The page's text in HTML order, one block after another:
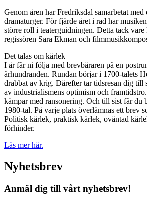
Genom åren har Fredriksdal samarbetat
dramaturger. För fjärde året i rad har
större roll i teaterguidningen. Detta tack vare
regissören Sara Ekman och
Det talas om kärlek
I år får ni följa med brevbäraren på en
århundranden. Rundan börjar i 1700-talets
drabbat av krig. Därefter tar tidsresan dig till
av industrialismens optimism och
kämpar med ransonering. Och till sist får du
1980-tal. På varje plats överlämnas ett brev
Politisk kärlek, praktisk kärlek, oväntad
förhinder.
Läs mer här.
Nyhetsbrev
Anmäl dig till vårt nyhetsbrev!